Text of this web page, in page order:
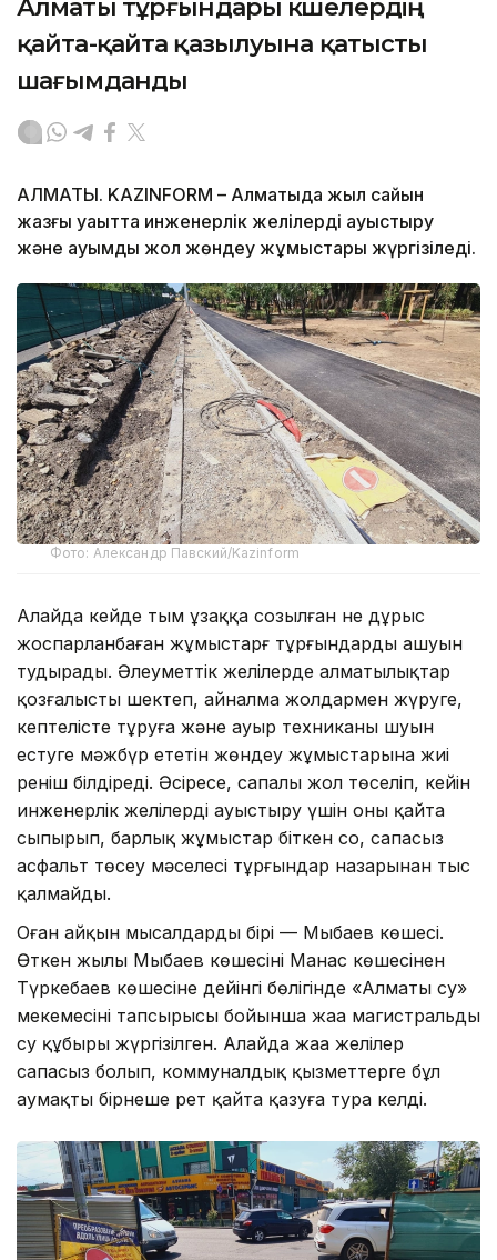
Алматы тұрғындары көшелердің
қайта-қайта қазылуына қатысты
шағымданды
АЛМАТЫ. KAZINFORM – Алматыда жыл сайын
жазғы уақытта инженерлік желілерді ауыстыру
және ауқымды жол жөндеу жұмыстары жүргізіледі.
Фото: Александр Павский/Kazinform
Алайда кейде тым ұзаққа созылған не дұрыс
жоспарланбаған жұмыстарғ тұрғындардың ашуын
тудырады. Әлеуметтік желілерде алматылықтар
қозғалысты шектеп, айналма жолдармен жүруге,
кептелісте тұруға және ауыр техниканың шуын
естуге мәжбүр ететін жөндеу жұмыстарына жиі
реніш білдіреді. Әсіресе, сапалы жол төселіп, кейін
инженерлік желілерді ауыстыру үшін оны қайта
сыпырып, барлық жұмыстар біткен соң, сапасыз
асфальт төсеу мәселесі тұрғындар назарынан тыс
қалмайды.
Оған айқын мысалдардың бірі — Мыңбаев көшесі.
Өткен жылы Мыңбаев көшесінің Манас көшесінен
Түркебаев көшесіне дейінгі бөлігінде «Алматы су»
мекемесінің тапсырысы бойынша жаңа магистральды
су құбыры жүргізілген. Алайда жаңа желілер
сапасыз болып, коммуналдық қызметтерге бұл
аумақты бірнеше рет қайта қазуға тура келді.